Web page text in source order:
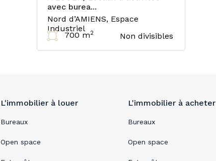
avec burea...
Non divisibles
Nord d’AMIENS, Espace
Industriel
700 m2
L'immobilier à louer
Bureaux
Open space
L'immobilier à acheter
Bureaux
Open space